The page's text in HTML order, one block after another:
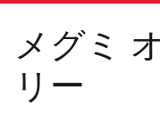
メグミ
リー